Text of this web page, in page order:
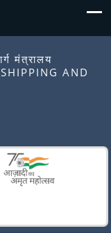
मंत्रालय
AND